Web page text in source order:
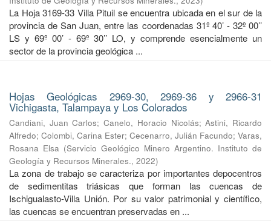
La Hoja 3169-33 Villa Pituil se encuentra ubicada en el sur de la
provincia de San Juan, entre las coordenadas 31º 40’ - 32º 00’’
LS y 69º 00’ - 69º 30’’ LO, y comprende esencialmente un
sector de la provincia geológica ...
Hojas Geológicas 2969-30, 2969-36 y 2966-31
Vichigasta, Talampaya y Los Colorados
Candiani, Juan Carlos;Canelo, Horacio Nicolás;Astini, Ricardo
Alfredo; Colombi, Carina Ester; Cecenarro, Julián Facundo; Varas,
Rosana Elsa (Servicio Geológico Minero Argentino. Instituto de
Geología y Recursos Minerales., 2022)
La zona de trabajo se caracteriza por importantes depocentros
de sedimentitas triásicas que forman las cuencas de
Ischigualasto-Villa Unión. Por su valor patrimonial y cientíﬁco,
las cuencas se encuentran preservadas en ...